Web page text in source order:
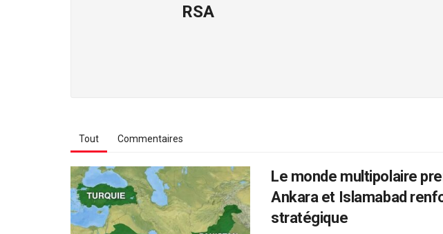
RSA
Tout Commentaires
Le monde multipolaire
Ankara et Islamabad
stratégique